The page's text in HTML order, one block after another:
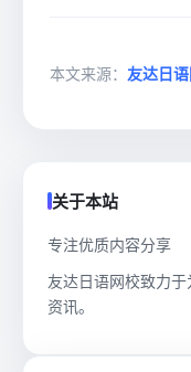
本文来源： 友达日
关于本站
专注优质内容分享
友达日语网校致力
资讯。